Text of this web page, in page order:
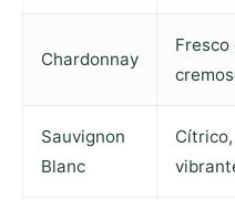
Chardonnay
Fresco
Sauvignon
Blanc
Cítrico,